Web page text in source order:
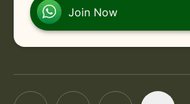
Join Now